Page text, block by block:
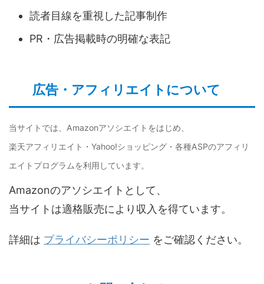
読者目線を重視した記事制作
PR・広告掲載時の明確な表記
広告・アフィリエイトについて
当サイトでは、Amazonアソシエイトをはじめ、
楽天アフィリエイト・Yahoo!ショッピング・各種ASPのアフィリ
エイトプログラムを利用しています。
Amazonのアソシエイトとして、
当サイトは適格販売により収入を得ています。
詳細は プライバシーポリシー をご確認ください。